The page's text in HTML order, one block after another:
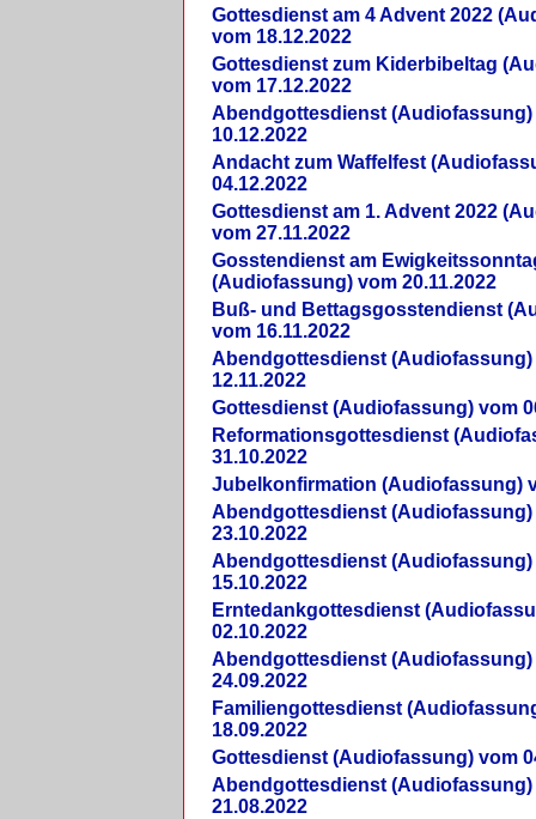
Gottesdienst am 4 Advent 2022
vom 18.12.2022
Gottesdienst zum Kiderbibeltag
vom 17.12.2022
Abendgottesdienst (Audiofassung)
10.12.2022
Andacht zum Waffelfest
04.12.2022
Gottesdienst am 1. Advent 2022
vom 27.11.2022
Gosstendienst am
(Audiofassung) vom 20.11.2022
Buß- und Bettagsgosstendienst
vom 16.11.2022
Abendgottesdienst (Audiofassung)
12.11.2022
Gottesdienst (Audiofassung) vom
Reformationsgottesdienst
31.10.2022
Jubelkonfirmation (Audiofassung)
Abendgottesdienst (Audiofassung)
23.10.2022
Abendgottesdienst (Audiofassung)
15.10.2022
Erntedankgottesdienst
02.10.2022
Abendgottesdienst (Audiofassung)
24.09.2022
Familiengottesdienst
18.09.2022
Gottesdienst (Audiofassung) vom
Abendgottesdienst (Audiofassung)
21.08.2022